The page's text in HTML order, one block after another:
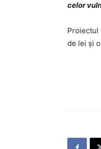
celor
Proiectul
de lei și